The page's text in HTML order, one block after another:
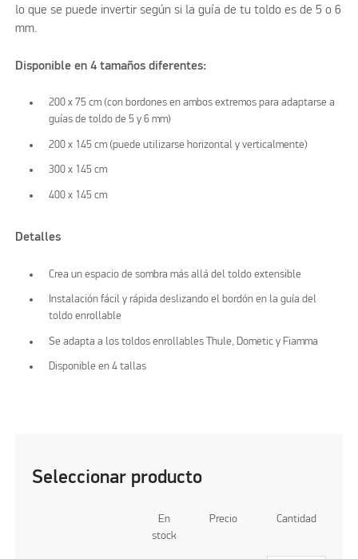
lo que se puede invertir según si la guía de tu toldo es de 5 o 6
mm.
Disponible en 4 tamaños diferentes:
200 x 75 cm (con bordones en ambos extremos para adaptarse a
guías de toldo de 5 y 6 mm)
200 x 145 cm (puede utilizarse horizontal y verticalmente)
300 x 145 cm
400 x 145 cm
Detalles
Crea un espacio de sombra más allá del toldo extensible
Instalación fácil y rápida deslizando el bordón en la guía del
toldo enrollable
Se adapta a los toldos enrollables Thule, Dometic y Fiamma
Disponible en 4 tallas
Seleccionar producto
En
stock
Precio Cantidad